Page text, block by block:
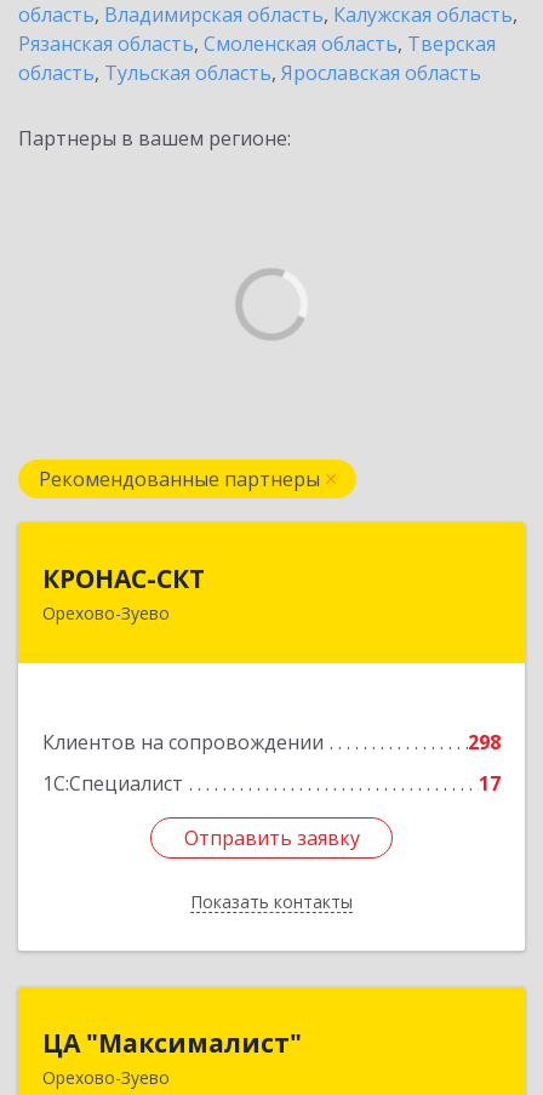
область, Владимирская область, Калужская область,
Рязанская область, Смоленская область, Тверская
область, Тульская область, Ярославская область
Партнеры в вашем регионе:
Рекомендованные партнеры
КРОНАС-СКТ
Орехово-Зуево
Клиентов на сопровождении
298
1С:Специалист
17
Отправить заявку
Показать контакты
142600, Московская обл, Орехово-Зуево г,
Отправить заявку
Назад
ЦА "Максималист"
Орехово-Зуево
142600, Московская обл, Орехово-Зуево г,